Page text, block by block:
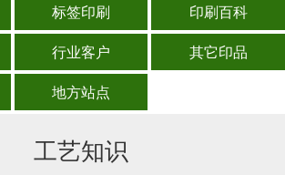
标签印刷
印刷百科
行业客户
其它印品
地方站点
工艺知识